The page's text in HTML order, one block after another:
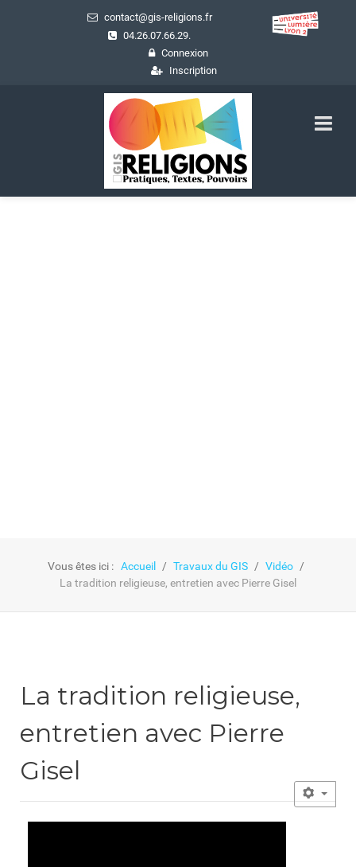
contact@gis-religions.fr
04.26.07.66.29.
Connexion
Inscription
Vous êtes ici : Accueil Travaux du GIS
Vidéo
La tradition religieuse, entretien avec Pierre Gisel
La tradition religieuse,
entretien avec Pierre
Gisel